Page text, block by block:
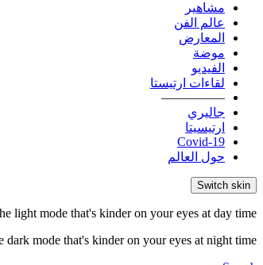
مشاهير
عالم الفن
المعارض
موضة
الفيديو
لقاءات ارتيستا
—————
جاليري
ارتيسيتا
Covid-19
حول العالم
Switch skin
light mode that's kinder on your eyes at day time.
dark mode that's kinder on your eyes at night time.